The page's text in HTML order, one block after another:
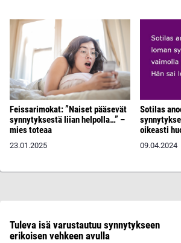
Feissarimokat: ”Naiset pääsevät
synnytyksestä liian helpolla…” –
mies toteaa
23.01.2025
Sotilas
oikeasti
09.04.2024
Tuleva isä varustautuu synnytykseen
erikoisen vehkeen avulla